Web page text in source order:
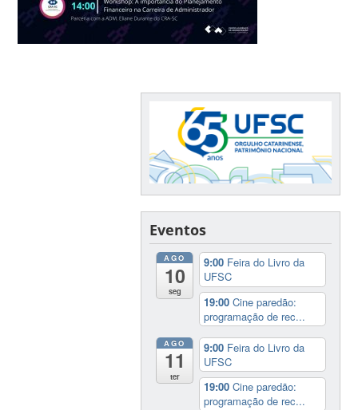
Eventos
AGO
10
seg
9:00 Feira do Livro da
UFSC
19:00Cine paredão:
programação de rec...
AGO
11
ter
9:00 Feira do Livro da
UFSC
19:00Cine paredão:
programação de rec...